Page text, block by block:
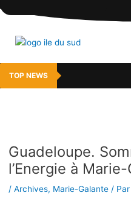
TOP NEWS
Guadeloupe.
l’Energie à
/ Archives, Marie-Galante/ Par